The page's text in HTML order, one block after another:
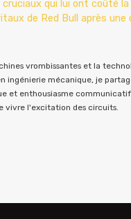
qui lui ont coûté la
de Red Bull après
vrombissantes et la
ingénierie mécanique, je
et enthousiasme
vivre l'excitation des circuits.